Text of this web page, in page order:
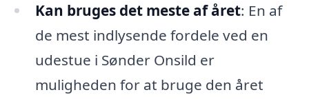
Kan bruges det meste af året: En af
de mest indlysende fordele ved en
udestue i Sønder Onsild er
muligheden for at bruge den året